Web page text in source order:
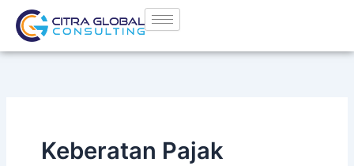
Lewati
konten
Keberatan Pajak